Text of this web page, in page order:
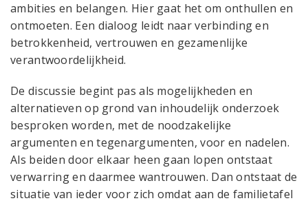
ambities en belangen. Hier gaat het om onthullen en
ontmoeten. Een dialoog leidt naar verbinding en
betrokkenheid, vertrouwen en gezamenlijke
verantwoordelijkheid.
De discussie begint pas als mogelijkheden en
alternatieven op grond van inhoudelijk onderzoek
besproken worden, met de noodzakelijke
argumenten en tegenargumenten, voor en nadelen.
Als beiden door elkaar heen gaan lopen ontstaat
verwarring en daarmee wantrouwen. Dan ontstaat de
situatie van ieder voor zich omdat aan de familietafel